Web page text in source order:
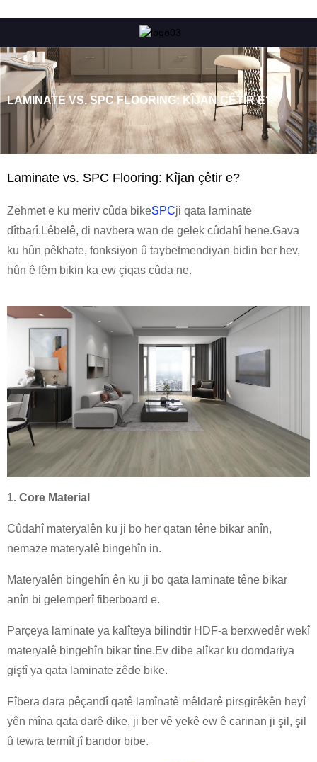
LAMINATE VS. SPC FLOORING: KÎJAN ÇÊTIR E?
Laminate vs. SPC Flooring: Kîjan çêtir e?
Zehmet e ku meriv cûda bikeSPCji qata laminate
dîtbarî.Lêbelê, di navbera wan de gelek cûdahî hene.Gava
ku hûn pêkhate, fonksiyon û taybetmendiyan bidin ber hev,
hûn ê fêm bikin ka ew çiqas cûda ne.
1. Core Material
Cûdahî materyalên ku ji bo her qatan têne bikar anîn,
nemaze materyalê bingehîn in.
Materyalên bingehîn ên ku ji bo qata laminate têne bikar
anîn bi gelemperî fiberboard e.
Parçeya laminate ya kalîteya bilindtir HDF-a berxwedêr wekî
materyalê bingehîn bikar tîne.Ev dibe alîkar ku domdariya
giştî ya qata laminate zêde bike.
Fîbera dara pêçandî qatê lamînatê mêldarê pirsgirêkên heyî
yên mîna qata darê dike, ji ber vê yekê ew ê carinan ji şil, şil
û tewra termît jî bandor bibe.